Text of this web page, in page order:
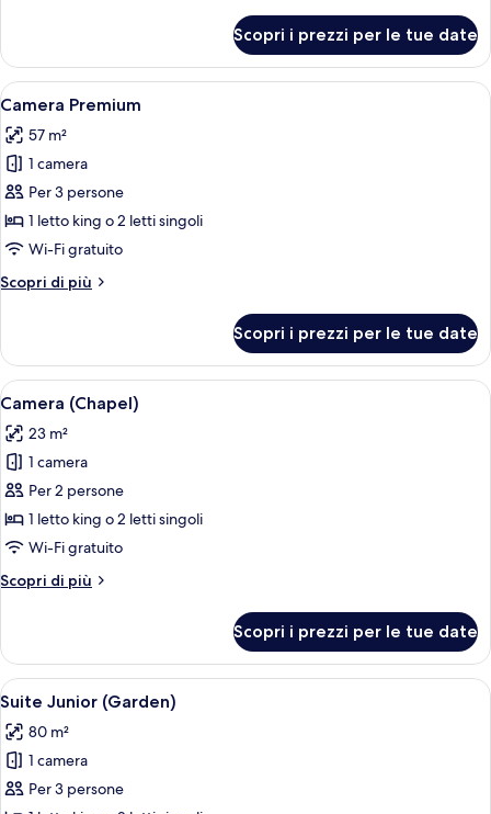
(Garden)
Scopri i prezzi per le tue date
Apri
tutte
le
foto
per
Camera
Premium
Una camera d'albergo con un letto,
3
Camera Premium
57 m²
1 camera
Per 3 persone
1 letto king o 2 letti singoli
Wi-Fi gratuito
Scopri di più
Altri
Premium
Scopri i prezzi per le tue date
Apri
tutte
le
foto
per
Camera
(Chapel)
Un piccolo padiglione con tavolo e
4
Camera (Chapel)
23 m²
1 camera
Per 2 persone
1 letto king o 2 letti singoli
Wi-Fi gratuito
Scopri di più
Altri
(Chapel)
Scopri i prezzi per le tue date
Apri
tutte
le
foto
per
Una camera da letto con un letto,
5
Suite Junior (Garden)
80 m²
1 camera
Per 3 persone